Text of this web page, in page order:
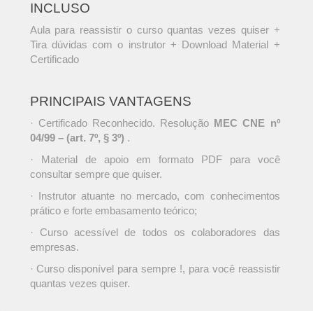
INCLUSO
Aula para reassistir o curso quantas vezes quiser +
Tira dúvidas com o instrutor + Download Material +
Certificado
PRINCIPAIS VANTAGENS
· Certificado Reconhecido. Resolução MEC CNE nº
04/99 – (art. 7º, § 3º) .
· Material de apoio em formato PDF para você
consultar sempre que quiser.
· Instrutor atuante no mercado, com conhecimentos
prático e forte embasamento teórico;
· Curso acessível de todos os colaboradores das
empresas.
· Curso disponível para sempre !, para você reassistir
quantas vezes quiser.